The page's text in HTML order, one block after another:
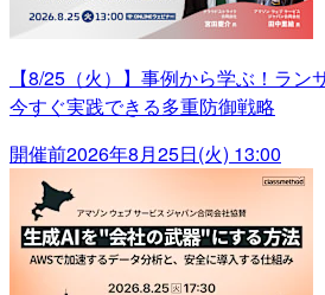
【8/25（火）】事例から学ぶ！ラン
今すぐ実践できる多重防御戦略
開催前2026年8月25日(火) 13:00